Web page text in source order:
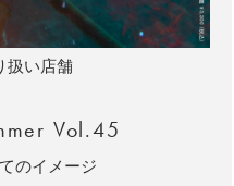
扱い店舗
Vol.45
のイメージ